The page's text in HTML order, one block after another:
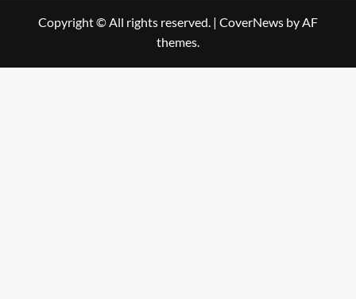
Copyright © All rights reserved. | CoverNews by AF
themes.